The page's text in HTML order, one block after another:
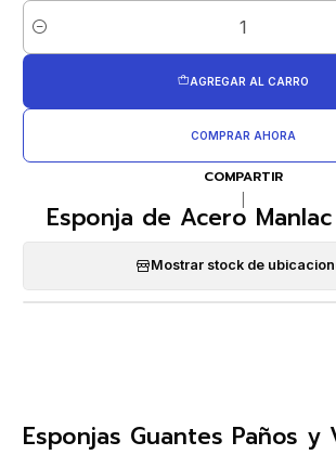
Cantidad
AGREGAR AL CARRO
COMPRAR AHORA
COMPARTIR
Esponja de Acero
Mostrar stock de
Esponjas Guantes Paños y